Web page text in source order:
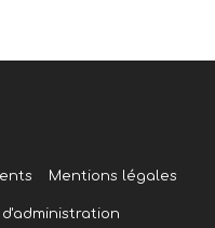
Mentions légales